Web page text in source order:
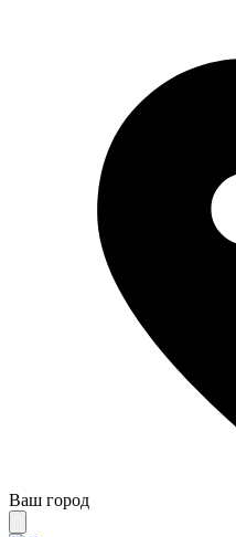
Ваш город